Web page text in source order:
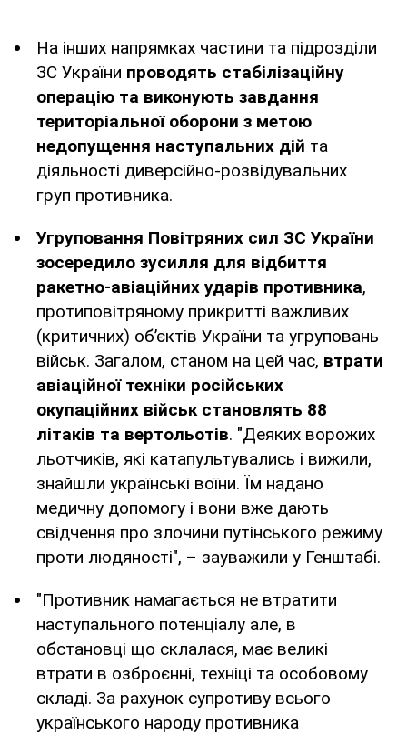
На інших напрямках частини та підрозділи
ЗС України проводять стабілізаційну
операцію та виконують завдання
територіальної оборони з метою
недопущення наступальних дій та
діяльності диверсійно-розвідувальних
груп противника.
Угруповання Повітряних сил ЗС України
зосередило зусилля для відбиття
ракетно-авіаційних ударів противника,
протиповітряному прикритті важливих
(критичних) об’єктів України та угруповань
військ. Загалом, станом на цей час, втрати
авіаційної техніки російських
окупаційних військ становлять 88
літаків та вертольотів. "Деяких ворожих
льотчиків, які катапультувались і вижили,
знайшли українські воїни. Їм надано
медичну допомогу і вони вже дають
свідчення про злочини путінського режиму
проти людяності", – зауважили у Генштабі.
"Противник намагається не втратити
наступального потенціалу але, в
обстановці що склалася, має великі
втрати в озброєнні, техніці та особовому
складі. За рахунок супротиву всього
українського народу противника